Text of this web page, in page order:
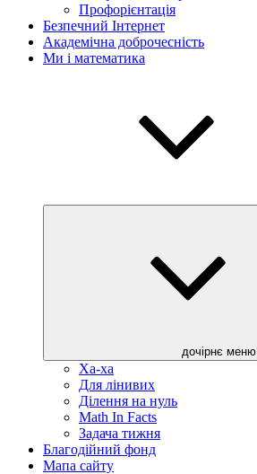
Профорієнтація
Безпечний Інтернет
Академічна доброчесність
Ми і математика
дочірнє меню
Ха-ха
Для лінивих
Ділення на нуль
Math In Facts
Задача тижня
Благодійний фонд
Мапа сайту